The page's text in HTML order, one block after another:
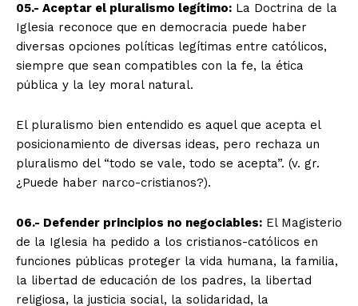
05.- Aceptar el pluralismo legítimo: La Doctrina de la
Iglesia reconoce que en democracia puede haber
diversas opciones políticas legítimas entre católicos,
siempre que sean compatibles con la fe, la ética
pública y la ley moral natural.
El pluralismo bien entendido es aquel que acepta el
posicionamiento de diversas ideas, pero rechaza un
pluralismo del “todo se vale, todo se acepta”. (v. gr.
¿Puede haber narco-cristianos?).
06.- Defender principios no negociables: El Magisterio
de la Iglesia ha pedido a los cristianos-católicos en
funciones públicas proteger la vida humana, la familia,
la libertad de educación de los padres, la libertad
religiosa, la justicia social, la solidaridad, la